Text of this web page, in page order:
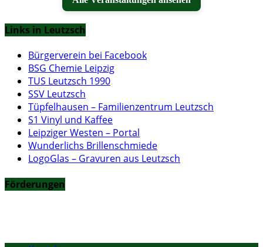
Links in Leutzsch
Bürgerverein bei Facebook
BSG Chemie Leipzig
TUS Leutzsch 1990
SSV Leutzsch
Tüpfelhausen – Familienzentrum Leutzsch
S1 Vinyl und Kaffee
Leipziger Westen – Portal
Wunderlichs Brillenschmiede
LogoGlas – Gravuren aus Leutzsch
Förderungen